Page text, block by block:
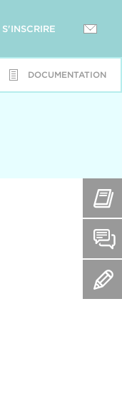
S'INSCRIRE
DOCUMENTATION